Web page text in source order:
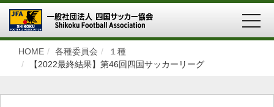
HOME 各種委員会
１種
【2022最終結果】第46回四国サッカーリーグ